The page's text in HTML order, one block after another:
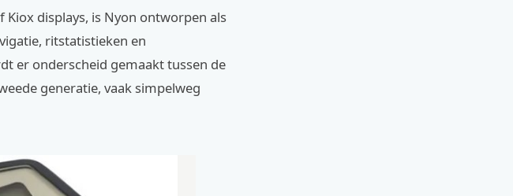
displays, is Nyon ontworpen als
ritstatistieken en
er onderscheid gemaakt tussen de
generatie, vaak simpelweg